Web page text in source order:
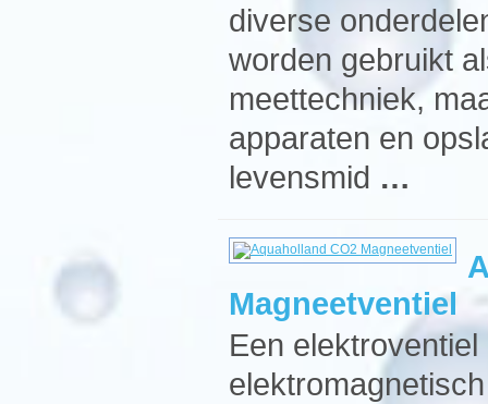
diverse
worden gebruikt
meettechniek,
apparaten en
levensmid …
Magneetventiel
Een